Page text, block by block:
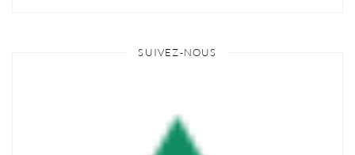
SUIVEZ-NOUS